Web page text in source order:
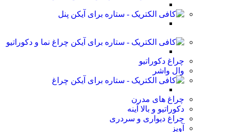
پنل
چراغ نما و دکوراتیو
چراغ دکوراتیو
وال واشر
چراغ
چراغ های مدرن
دکوراتیو و بالا آینه
چراغ دیواری و سردری
آویز